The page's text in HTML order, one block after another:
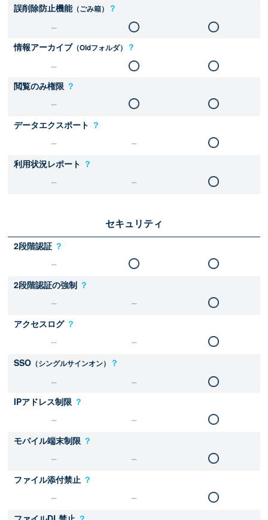
誤削除防止機能（ごみ箱） ？
情報アーカイブ（Oldフォルダ） ？
閲覧のみ権限 ？
データエクスポート ？
利用状況レポート ？
セキュリティ
2段階認証 ？
2段階認証の強制 ？
アクセスログ ？
SSO （シングルサインオン） ？
IPアドレス制限 ？
モバイル端末制限 ？
ファイル添付禁止 ？